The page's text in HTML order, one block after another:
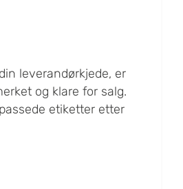
leverandørkjede, er
og klare for salg.
etiketter etter